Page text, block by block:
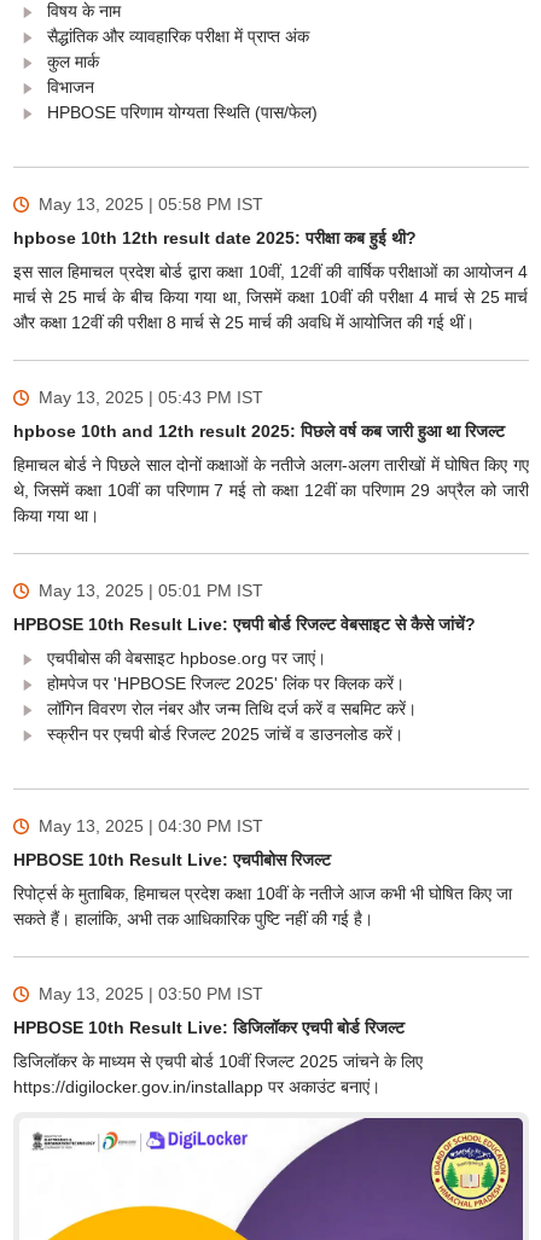
विषय के नाम
सैद्धांतिक और व्यावहारिक परीक्षा में प्राप्त अंक
कुल मार्क
विभाजन
HPBOSE परिणाम योग्यता स्थिति (पास/फेल)
May 13, 2025 | 05:58 PM IST
hpbose 10th 12th result date 2025: परीक्षा कब हुई थी?
इस साल हिमाचल प्रदेश बोर्ड द्वारा कक्षा 10वीं, 12वीं की वार्षिक परीक्षाओं का आयोजन 4
मार्च से 25 मार्च के बीच किया गया था, जिसमें कक्षा 10वीं की परीक्षा 4 मार्च से 25 मार्च
और कक्षा 12वीं की परीक्षा 8 मार्च से 25 मार्च की अवधि में आयोजित की गई थीं।
May 13, 2025 | 05:43 PM IST
hpbose 10th and 12th result 2025: पिछले वर्ष कब जारी हुआ था रिजल्ट
हिमाचल बोर्ड ने पिछले साल दोनों कक्षाओं के नतीजे अलग-अलग तारीखों में घोषित किए गए
थे, जिसमें कक्षा 10वीं का परिणाम 7 मई तो कक्षा 12वीं का परिणाम 29 अप्रैल को जारी
किया गया था।
May 13, 2025 | 05:01 PM IST
HPBOSE 10th Result Live: एचपी बोर्ड रिजल्ट वेबसाइट से कैसे जांचें?
एचपीबोस की वेबसाइट hpbose.org पर जाएं।
होमपेज पर 'HPBOSE रिजल्ट 2025' लिंक पर क्लिक करें।
लॉगिन विवरण रोल नंबर और जन्म तिथि दर्ज करें व सबमिट करें।
स्क्रीन पर एचपी बोर्ड रिजल्ट 2025 जांचें व डाउनलोड करें।
May 13, 2025 | 04:30 PM IST
HPBOSE 10th Result Live: एचपीबोस रिजल्ट
रिपोर्ट्स के मुताबिक, हिमाचल प्रदेश कक्षा 10वीं के नतीजे आज कभी भी घोषित किए जा
सकते हैं। हालांकि, अभी तक आधिकारिक पुष्टि नहीं की गई है।
May 13, 2025 | 03:50 PM IST
HPBOSE 10th Result Live: डिजिलॉकर एचपी बोर्ड रिजल्ट
डिजिलॉकर के माध्यम से एचपी बोर्ड 10वीं रिजल्ट 2025 जांचने के लिए
https://digilocker.gov.in/installapp पर अकाउंट बनाएं।